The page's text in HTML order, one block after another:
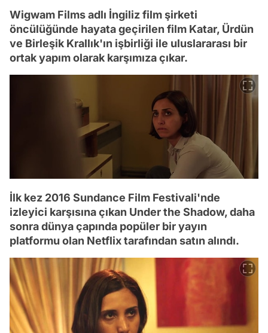
Wigwam Films adlı İngiliz film şirketi
öncülüğünde hayata geçirilen film Katar, Ürdün
ve Birleşik Krallık'ın işbirliği ile uluslararası bir
ortak yapım olarak karşımıza çıkar.
İlk kez 2016 Sundance Film Festivali'nde
izleyici karşısına çıkan Under the Shadow, daha
sonra dünya çapında popüler bir yayın
platformu olan Netflix tarafından satın alındı.